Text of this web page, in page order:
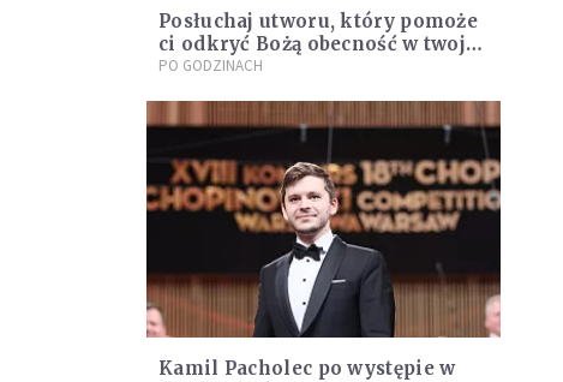
Posłuchaj utworu, który pomoże
ci odkryć Bożą obecność w twojej
codzienności
PO GODZINACH
Kamil Pacholec po występie w